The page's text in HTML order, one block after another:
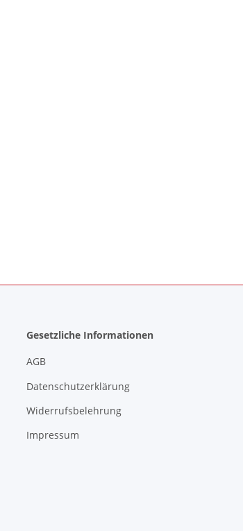
Gesetzliche Informationen
AGB
Datenschutzerklärung
Widerrufsbelehrung
Impressum